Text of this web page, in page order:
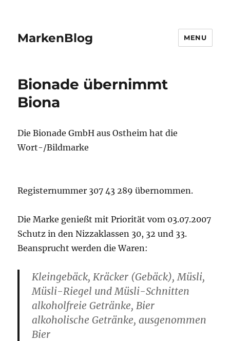
MarkenBlog MENU
Bionade übernimmt
Biona
Die Bionade GmbH aus Ostheim hat die
Wort-/Bildmarke
Registernummer 307 43 289 übernommen.
Die Marke genießt mit Priorität vom 03.07.2007
Schutz in den Nizzaklassen 30, 32 und 33.
Beansprucht werden die Waren:
Kleingebäck, Kräcker (Gebäck), Müsli,
Müsli-Riegel und Müsli-Schnitten
alkoholfreie Getränke, Bier
alkoholische Getränke, ausgenommen
Bier